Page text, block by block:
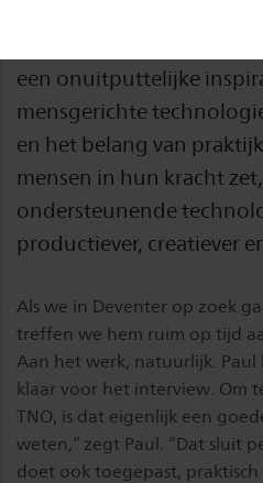
een onuitputtelijke
mensgerichte
en het belang van
mensen in hun kracht
ondersteunende
productiever, creatiever
Als we in Deventer op zoek
treffen we hem ruim op tijd
Aan het werk, natuurlijk.
klaar voor het interview. Om
TNO, is dat eigenlijk een
weten,” zegt Paul. “Dat sluit
doet ook toegepast,